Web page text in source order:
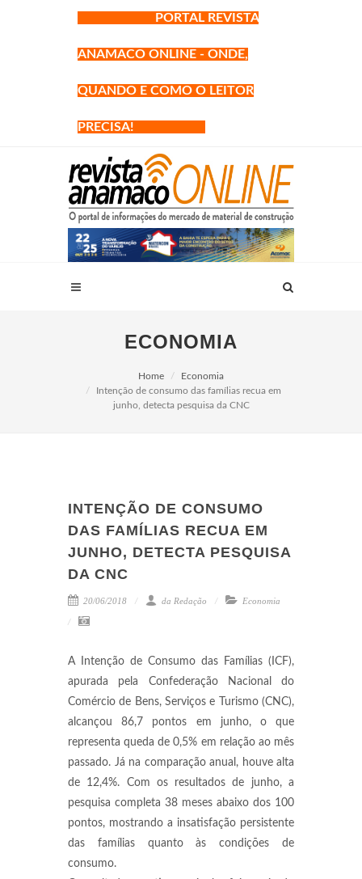
PORTAL REVISTA
ANAMACO ONLINE - ONDE,
QUANDO E COMO O LEITOR
PRECISA!
ECONOMIA
Home
Economia
Intenção de consumo das famílias recua em
junho, detecta pesquisa da CNC
INTENÇÃO DE CONSUMO
DAS FAMÍLIAS RECUA EM
JUNHO, DETECTA PESQUISA
DA CNC
20/06/2018 da Redação Economia
A Intenção de Consumo das Famílias (ICF),
apurada pela Confederação Nacional do
Comércio de Bens, Serviços e Turismo (CNC),
alcançou 86,7 pontos em junho, o que
representa queda de 0,5% em relação ao mês
passado. Já na comparação anual, houve alta
de 12,4%. Com os resultados de junho, a
pesquisa completa 38 meses abaixo dos 100
pontos, mostrando a insatisfação persistente
das famílias quanto às condições de
consumo.